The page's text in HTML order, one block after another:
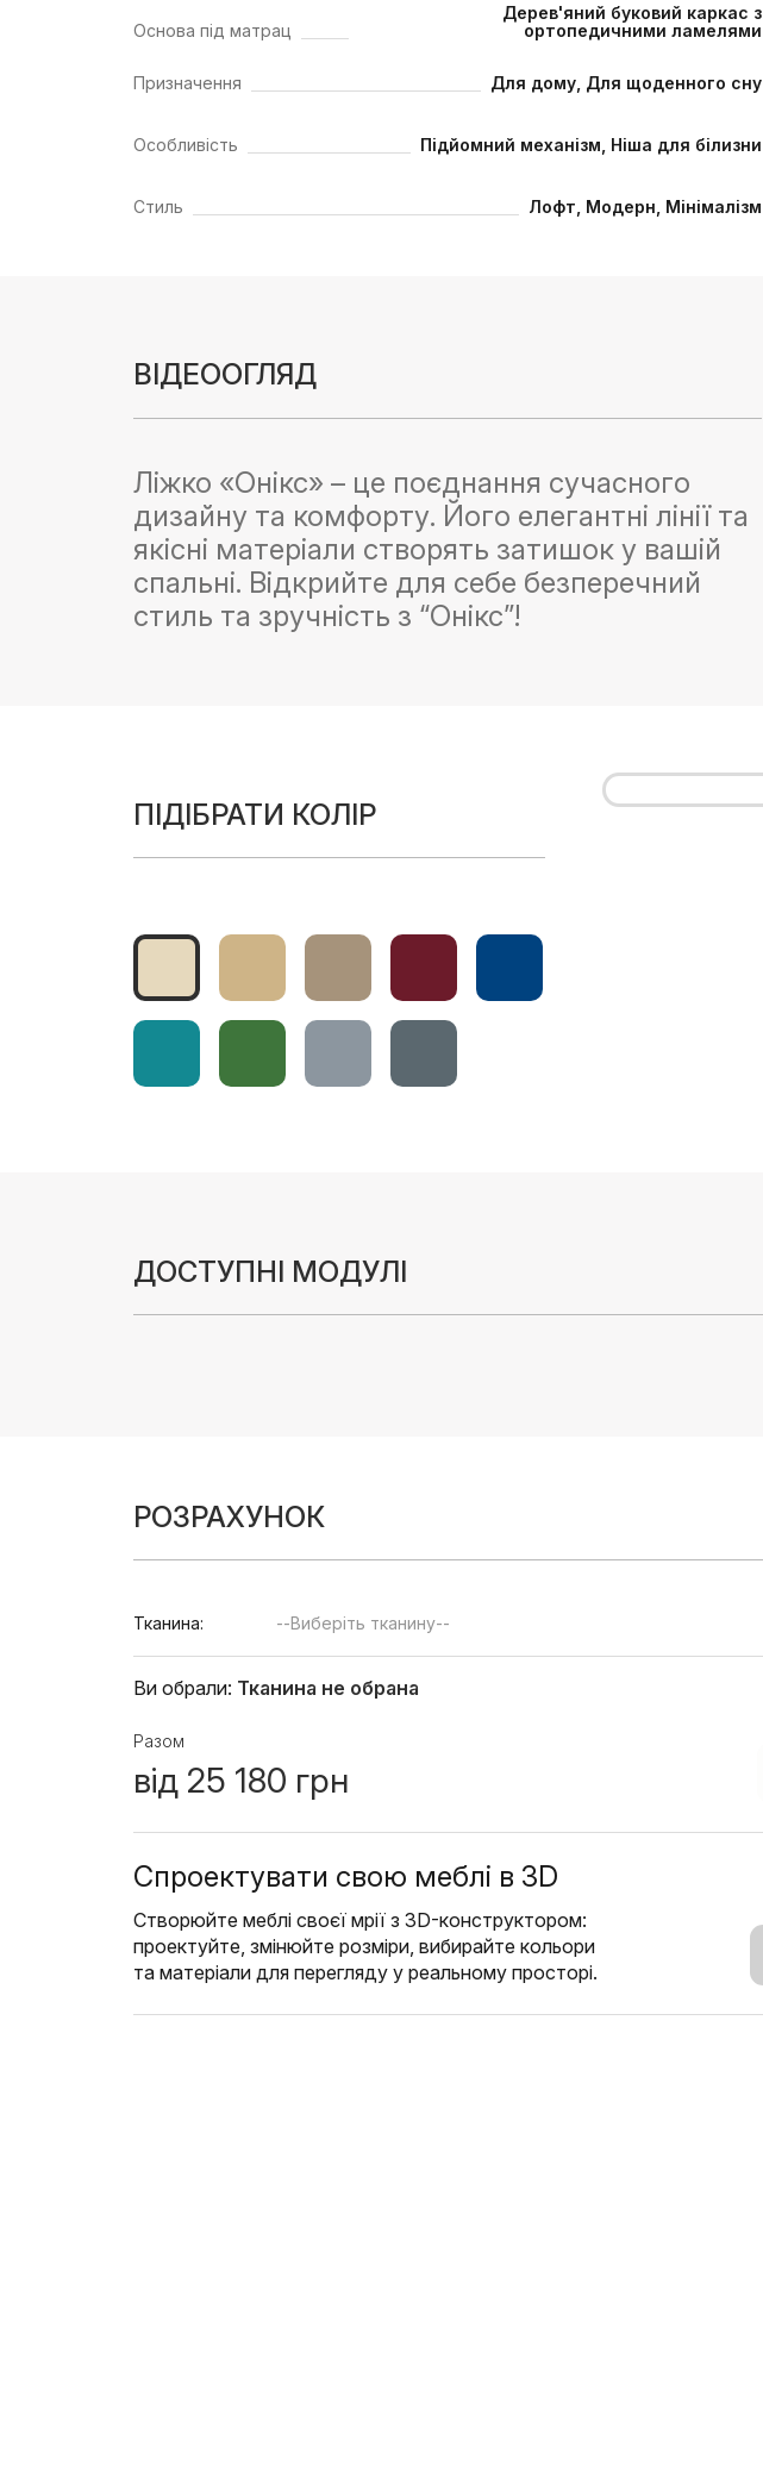
Основа під матрац
Дерев'яний буковий каркас з
ортопедичними ламелями
Призначення Для дому, Для щоденного сну
Особливість Підйомний механізм, Ніша для білизни
Стиль Лофт, Модерн, Мінімалізм
ВІДЕООГЛЯД
Ліжко «Онікс» – це поєднання сучасного
дизайну та комфорту. Його елегантні лінії та
якісні матеріали створять затишок у вашій
спальні. Відкрийте для себе безперечний
стиль та зручність з “Онікс”!
ПІДІБРАТИ КОЛІР
ДОСТУПНІ МОДУЛІ
РОЗРАХУНОК
Тканина: --Виберіть тканину--
Ви обрали: Тканина не обрана
Разом
від 25 180 грн
Спроектувати свою меблі в 3D
Створюйте меблі своєї мрії з 3D-конструктором:
проектуйте, змінюйте розміри, вибирайте кольори
та матеріали для перегляду у реальному просторі.